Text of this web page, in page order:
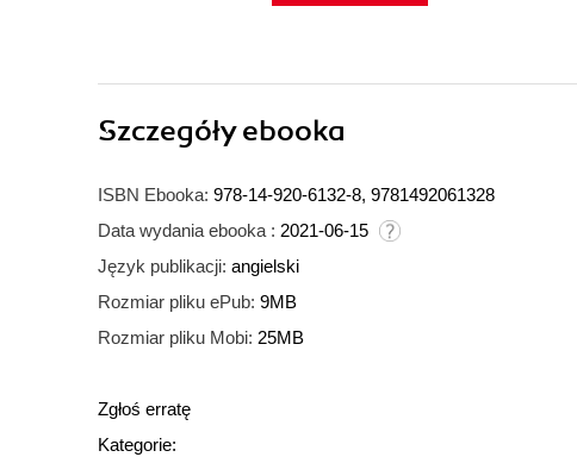
Szczegółyebooka
ISBN Ebooka: 978-14-920-6132-8, 9781492061328
Data wydania ebooka : 2021-06-15
Język publikacji: angielski
Rozmiar pliku ePub: 9MB
Rozmiar pliku Mobi: 25MB
Zgłoś erratę
Kategorie: